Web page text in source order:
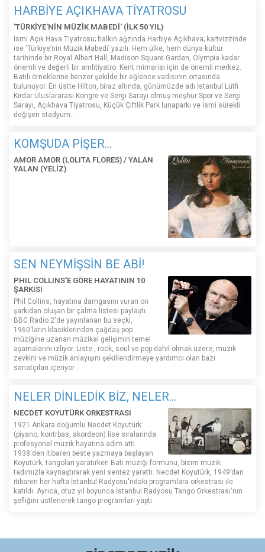
HARBİYE AÇIKHAVA TİYATROSU
'TÜRKİYE'NİN MÜZİK MABEDİ' (İLK 50 YIL)
İsmi Açık Hava Tiyatrosu; halkın ağzında Harbiye Açıkhava; kartvizitinde
ise ‘Türkiye’nin Müzik Mabedi’ yazılı. Hem ülke, hem dünya kültür
tarihinde bir Royal Albert Hall, Madison Square Garden, Olympia kadar
önemli ve değerli bir amfitiyatro. Kent mimarisi için de önemli merkez.
Batılı örneklerine benzer şekilde bir eğlence vadisinin ortasında
bulunuyor. En üstte Hilton, biraz altında, günümüzde adı İstanbul Lütfi
Kırdar Uluslararası Kongre ve Sergi Sarayı olmuş meşhur Spor ve Sergi
Sarayı, Açıkhava Tiyatrosu, Küçük Çiftlik Park lunaparkı ve ismi sürekli
değişen stadyum…
KOMŞUDA PİŞER...
AMOR AMOR (LOLITA FLORES) / YALAN
YALAN (YELİZ)
SEN NEYMİŞSİN BE ABİ!
PHIL COLLINS'E GÖRE HAYATININ 10
ŞARKISI
Phil Collins, hayatına damgasını vuran on
şarkıdan oluşan bir çalma listesi paylaştı.
BBC Radio 2'de yayınlanan bu seçki,
1960'ların klasiklerinden çağdaş pop
müziğine uzanan müzikal gelişimin temel
aşamalarını izliyor. Liste , rock, soul ve pop dahil olmak üzere, müzik
zevkini ve müzik anlayışını şekillendirmeye yardımcı olan bazı
sanatçıları içeriyor .
NELER DİNLEDİK BİZ, NELER...
NECDET KOYUTÜRK ORKESTRASI
1921 Ankara doğumlu Necdet Koyutürk
(piyano, kontrbas, akordeon) lise sıralarında
profesyonel müzik hayatına adım attı.
1938'den itibaren beste yazmaya başlayan
Koyutürk, tangoları yaratırken Batı müziği formunu, bizim müzik
tadımızla kaynaştırarak yeni sentez yarattı. Necdet Koyutürk, 1949’dan
itibaren her hafta İstanbul Radyosu'ndaki programlara orkestrası ile
katıldı. Ayrıca, otuz yıl boyunca İstanbul Radyosu Tango Orkestrası'nın
şefliğini üstlenerek tango programları yaptı.